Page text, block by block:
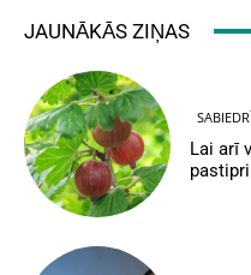
JAUNĀKĀS ZIŅAS
Lai arī